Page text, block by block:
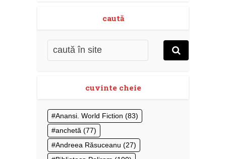
caută
cuvinte cheie
Anansi. World Fiction (83)
anchetă (77)
Andreea Răsuceanu (27)